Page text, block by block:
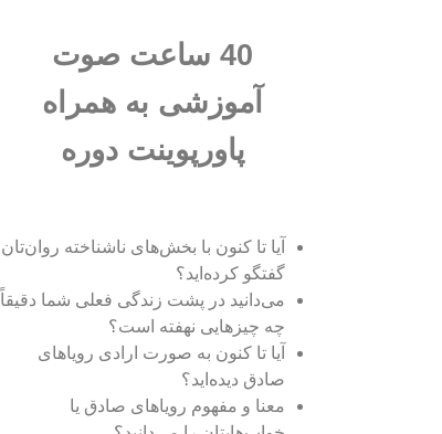
40 ساعت صوت
آموزشی به همراه
پاورپوینت دوره
آیا تا کنون با بخش‌های ناشناخته روان‌تان
گفتگو کرده‌اید؟
می‌دانید در پشت زندگی فعلی شما دقیقاً
چه چیزهایی نهفته است؟
آیا تا کنون به صورت ارادی رویاهای
صادق دیده‌اید؟
معنا و مفهوم رویاهای صادق یا